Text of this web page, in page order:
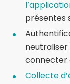
présentes
connecter
Collecte